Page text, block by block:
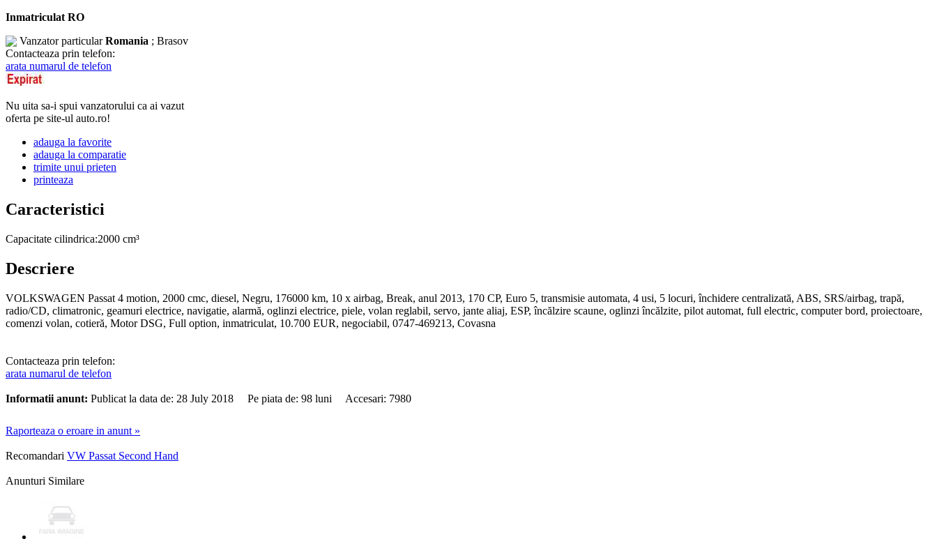
Inmatriculat RO
Vanzator particularRomania ; Brasov
Contacteaza prin telefon:
arata numarul de telefon
Nu uita sa-i spui vanzatorului ca ai vazut
oferta pe site-ul auto.ro!
adauga la favorite
adauga la comparatie
trimite unui prieten
printeaza
Caracteristici
Capacitate cilindrica:2000 cm³
Descriere
VOLKSWAGEN Passat 4 motion, 2000 cmc, diesel, Negru, 176000 km, 10 x airbag, Break, anul 2013, 170 CP, Euro 5, transmisie automata, 4 usi, 5 locuri, închidere centralizată, ABS, SRS/airbag, trapă,
radio/CD, climatronic, geamuri electrice, navigatie, alarmă, oglinzi electrice, piele, volan reglabil, servo, jante aliaj, ESP, încălzire scaune, oglinzi încălzite, pilot automat, full electric, computer bord, proiectoare,
comenzi volan, cotieră, Motor DSG, Full option, inmatriculat, 10.700 EUR, negociabil, 0747-469213‬, Covasna
Contacteaza prin telefon:
arata numarul de telefon
Informatii anunt: Publicat la data de: 28 July 2018 Pe piata de: 98 luni Accesari: 7980
Raporteaza o eroare in anunt »
Recomandari VW Passat Second Hand
Anunturi Similare